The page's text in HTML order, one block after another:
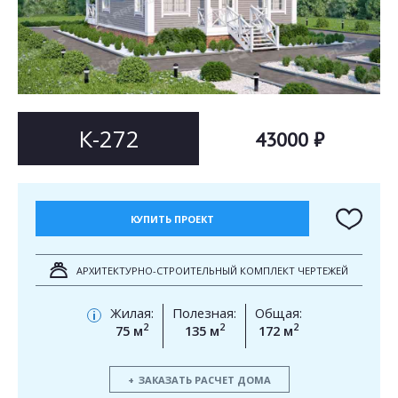
К-272 43000 ₽
КУПИТЬ ПРОЕКТ
АРХИТЕКТУРНО-СТРОИТЕЛЬНЫЙ КОМПЛЕКТ ЧЕРТЕЖЕЙ
i
Жилая:
75 м2
Полезная:
135 м2
Общая:
172 м2
ЗАКАЗАТЬ РАСЧЕТ ДОМА
Согласен на обработку персональных данных
ОТПРАВИТЬ
Согласен на обработку персональных данных
This site is protected by reCAPTCHA and the GooglePrivacy PolicyandTerms of Service
apply.